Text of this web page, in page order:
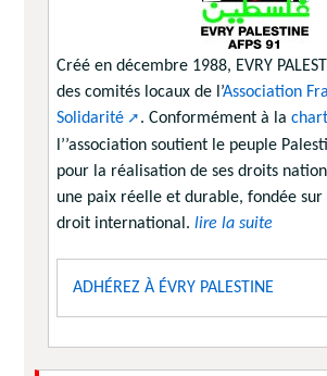
Créé en décembre 1988, EVRY
des comités locaux de l’Association
Solidarité
. Conformément à la
l’’association soutient le peuple
pour la réalisation de ses droits
une paix réelle et durable, fondée sur
droit international. lire la suite
ADHÉREZ À ÉVRY PALESTINE